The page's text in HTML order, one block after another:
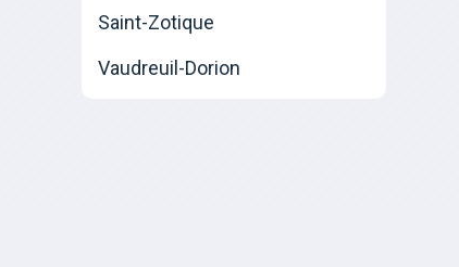
Saint-Zotique
Vaudreuil-Dorion